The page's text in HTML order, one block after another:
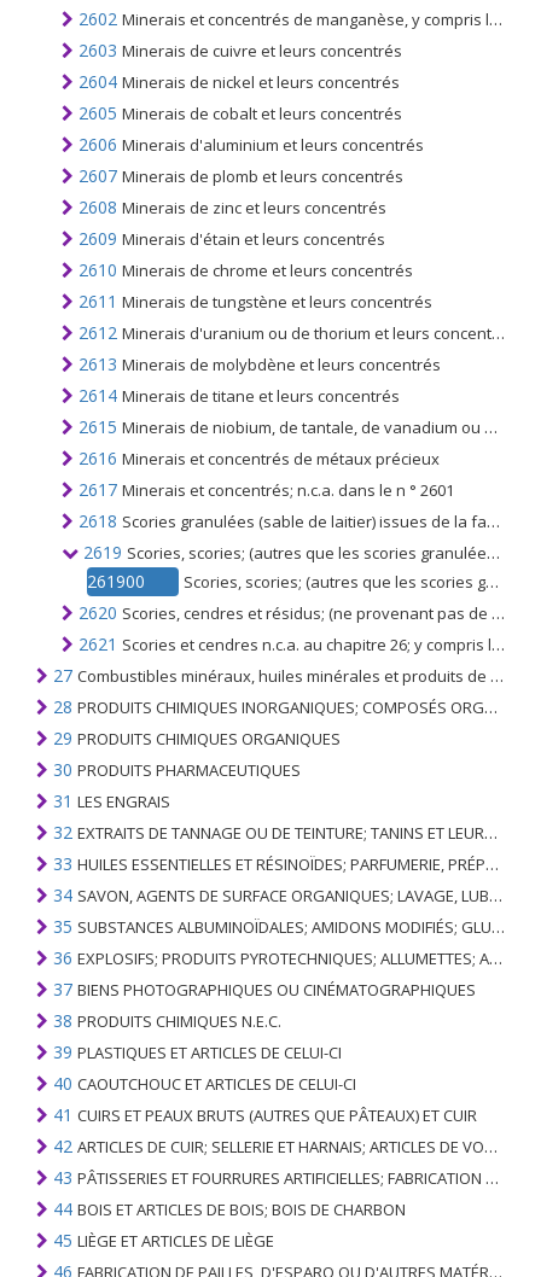
2602 Minerais et concentrés de manganèse, y compris les minerais de manganèse ferrugineux et leurs concentrés d'une teneur en manganèse de 20% ou plus, calculés sur le poids sec
2603 Minerais de cuivre et leurs concentrés
2604 Minerais de nickel et leurs concentrés
2605 Minerais de cobalt et leurs concentrés
2606 Minerais d'aluminium et leurs concentrés
2607 Minerais de plomb et leurs concentrés
2608 Minerais de zinc et leurs concentrés
2609 Minerais d'étain et leurs concentrés
2610 Minerais de chrome et leurs concentrés
2611 Minerais de tungstène et leurs concentrés
2612 Minerais d'uranium ou de thorium et leurs concentrés
2613 Minerais de molybdène et leurs concentrés
2614 Minerais de titane et leurs concentrés
2615 Minerais de niobium, de tantale, de vanadium ou de zirconium et leurs concentrés
2616 Minerais et concentrés de métaux précieux
2617 Minerais et concentrés; n.c.a. dans le n ° 2601
2618 Scories granulées (sable de laitier) issues de la fabrication du fer ou de l'acier
2619 Scories, scories; (autres que les scories granulées), les entartrages et autres déchets de la fabrication du fer ou de l'acier
261900 Scories, scories; (autres que les scories granulées), les entartrages et autres déchets de la fabrication du fer ou de l'acier
2620 Scories, cendres et résidus; (ne provenant pas de la fabrication du fer ou de l'acier) contenant des métaux, de l'arsenic ou leurs composés
2621 Scories et cendres n.c.a. au chapitre 26; y compris les cendres d'algues (varech) et les cendres et résidus provenant de l'incinération des déchets municipaux
27 Combustibles minéraux, huiles minérales et produits de leur distillation; SUBSTANCES BITUMINEUSES; CIRES MINÉRALES
28 PRODUITS CHIMIQUES INORGANIQUES; COMPOSÉS ORGANIQUES ET INORGANIQUES DE MÉTAUX PRÉCIEUX; DE MÉTAUX DES TERRES RARES, D'ÉLÉMENTS RADIOACTIFS ET D'ISOTOPES
29 PRODUITS CHIMIQUES ORGANIQUES
30 PRODUITS PHARMACEUTIQUES
31 LES ENGRAIS
32 EXTRAITS DE TANNAGE OU DE TEINTURE; TANINS ET LEURS DERIVES; COLORANTS, PIGMENTS ET AUTRES MATIERES COLORANTES; PEINTURES, VERNIS; MASTIC, AUTRES MASTIQUES; ENCRES
33 HUILES ESSENTIELLES ET RÉSINOÏDES; PARFUMERIE, PRÉPARATIONS COSMÉTIQUES OU DE TOILETTE
34 SAVON, AGENTS DE SURFACE ORGANIQUES; LAVAGE, LUBRIFICATION, POLISSAGE OU PRÉPARATION À L'ÉPURATION; CIRES ARTIFICIELLES OU PRÉPARÉES, BOUGIES ET ARTICLES SIMILAIRES, PÂTES À MODÉLISER, CIRES DENTAIRES ET PRÉPARATIONS DENTAIRES À BASE DE PLÂTRE
35 SUBSTANCES ALBUMINOÏDALES; AMIDONS MODIFIÉS; GLUES; ENZYMES
36 EXPLOSIFS; PRODUITS PYROTECHNIQUES; ALLUMETTES; ALLIAGES PYROPHORIQUES; CERTAINES PRÉPARATIONS COMBUSTIBLES
37 BIENS PHOTOGRAPHIQUES OU CINÉMATOGRAPHIQUES
38 PRODUITS CHIMIQUES N.E.C.
39 PLASTIQUES ET ARTICLES DE CELUI-CI
40 CAOUTCHOUC ET ARTICLES DE CELUI-CI
41 CUIRS ET PEAUX BRUTS (AUTRES QUE PÂTEAUX) ET CUIR
42 ARTICLES DE CUIR; SELLERIE ET ​​HARNAIS; ARTICLES DE VOYAGE, SACS À MAIN ET RÉCIPIENTS ANALOGUES; ARTICLES DE GUT ANIMAL (AUTRE QUE GUT DE SOIE-VERT)
43 PÂTISSERIES ET FOURRURES ARTIFICIELLES; FABRICATION DE CELLES-CI
44 BOIS ET ARTICLES DE BOIS; BOIS DE CHARBON
45 LIÈGE ET ARTICLES DE LIÈGE
46 FABRICATION DE PAILLES, D'ESPARO OU D'AUTRES MATÉRIAUX DE COULÉE; BASKETWARE ET WICKERWORK